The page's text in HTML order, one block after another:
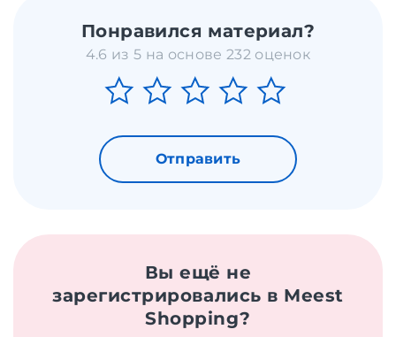
Понравился материал?
4.6 из 5 на основе 232 оценок
Отправить
Вы ещё не
зарегистрировались в Meest
Shopping?